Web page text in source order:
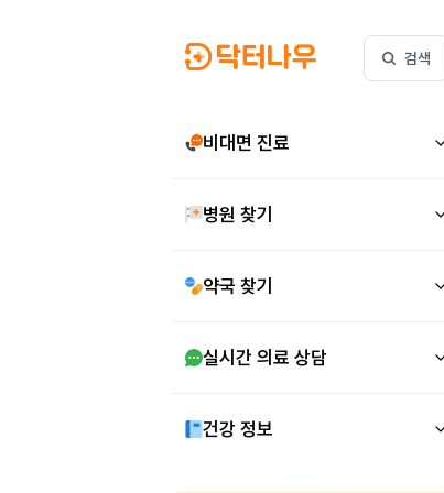
검색
비대면 진료
병원 찾기
약국 찾기
실시간 의료 상담
건강 정보